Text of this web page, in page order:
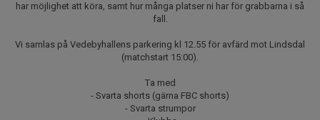
har möjlighet att köra, samt hur många platser ni har för grabbarna i så
fall.
Vi samlas på Vedebyhallens parkering kl 12.55 för avfärd mot Lindsdal
(matchstart 15:00).
Ta med
- Svarta shorts (gärna FBC shorts)
- Svarta strumpor